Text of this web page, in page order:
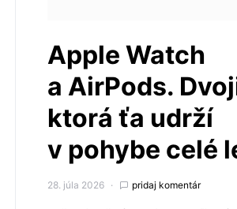
Apple Watch
a AirPods.
ktorá ťa udrží
v pohybe celé
28. júla 2026 pridaj komentár